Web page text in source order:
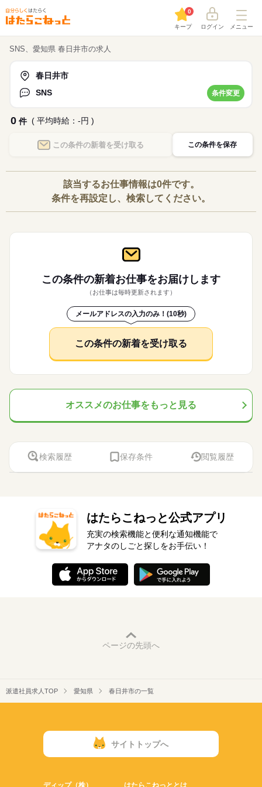
キープ
0
ログイン メニュー
SNS、愛知県 春日井市の求人
春日井市
SNS
条件変更
0 件 ( 平均時給：-円 )
この条件の新着を受け取る この条件を保存
該当するお仕事情報は0件です。
条件を再設定し、検索してください。
この条件の新着お仕事をお届けします
（お仕事は毎時更新されます）
メールアドレスの入力のみ！(10秒)
この条件の新着を受け取る
オススメのお仕事をもっと見る
検索履歴 保存条件 閲覧履歴
はたらこねっと公式アプリ
充実の検索機能と便利な通知機能で
アナタのしごと探しをお手伝い！
ページの先頭へ
派遣社員求人TOP 愛知県 春日井市の一覧
サイトトップへ